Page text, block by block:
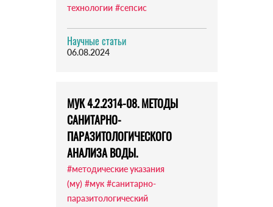
технологии #сепсис
Научные статьи
06.08.2024
МУК 4.2.2314-08. МЕТОДЫ
САНИТАРНО-
ПАРАЗИТОЛОГИЧЕСКОГО
АНАЛИЗА ВОДЫ.
#методические указания
(му) #мук #санитарно-
паразитологический